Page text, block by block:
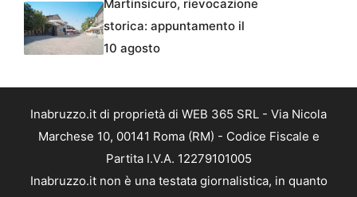
Martinsicuro, rievocazione
storica: appuntamento il
10 agosto
Inabruzzo.it di proprietà di WEB 365 SRL - Via Nicola
Marchese 10, 00141 Roma (RM) - Codice Fiscale e
Partita I.V.A. 12279101005
Inabruzzo.it non è una testata giornalistica, in quanto